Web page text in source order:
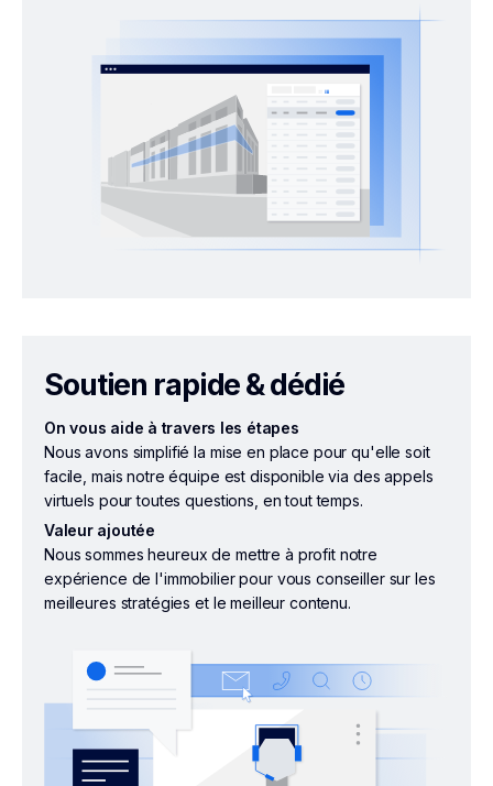
Soutien rapide & dédié
On vous aide à travers les étapes
Nous avons simplifié la mise en place pour qu'elle soit
facile, mais notre équipe est disponible via des appels
virtuels pour toutes questions, en tout temps.
Valeur ajoutée
Nous sommes heureux de mettre à profit notre
expérience de l'immobilier pour vous conseiller sur les
meilleures stratégies et le meilleur contenu.